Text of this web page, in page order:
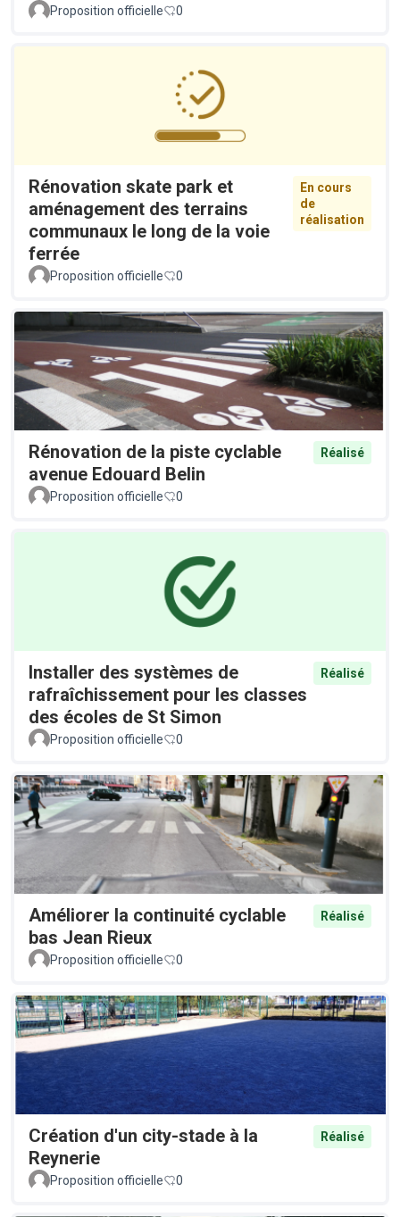
Proposition officielle 0
Rénovation skate park et
aménagement des terrains
communaux le long de la voie
ferrée
En cours
de
réalisation
Proposition officielle 0
Rénovation de la piste cyclable
avenue Edouard Belin
Réalisé
Proposition officielle 0
Installer des systèmes de
rafraîchissement pour les classes
des écoles de St Simon
Réalisé
Proposition officielle 0
Améliorer la continuité cyclable
bas Jean Rieux
Réalisé
Proposition officielle 0
Création d'un city-stade à la
Reynerie
Réalisé
Proposition officielle 0